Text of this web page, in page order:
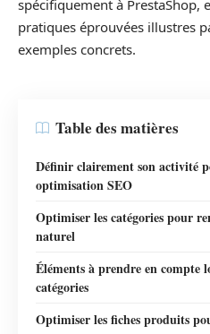
spécifiquement à PrestaShop,
pratiques éprouvées illustres
exemples concrets.
Table des matières
Définir clairement son activité
optimisation SEO
Optimiser les catégories pour
naturel
Éléments à prendre en compte
catégories
Optimiser les fiches produits